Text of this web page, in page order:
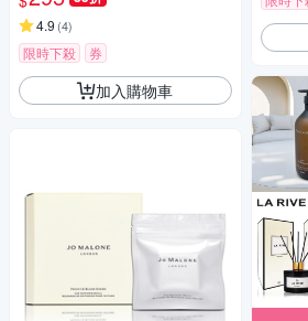
4.9 (4)
限時下殺 券
加入購物車